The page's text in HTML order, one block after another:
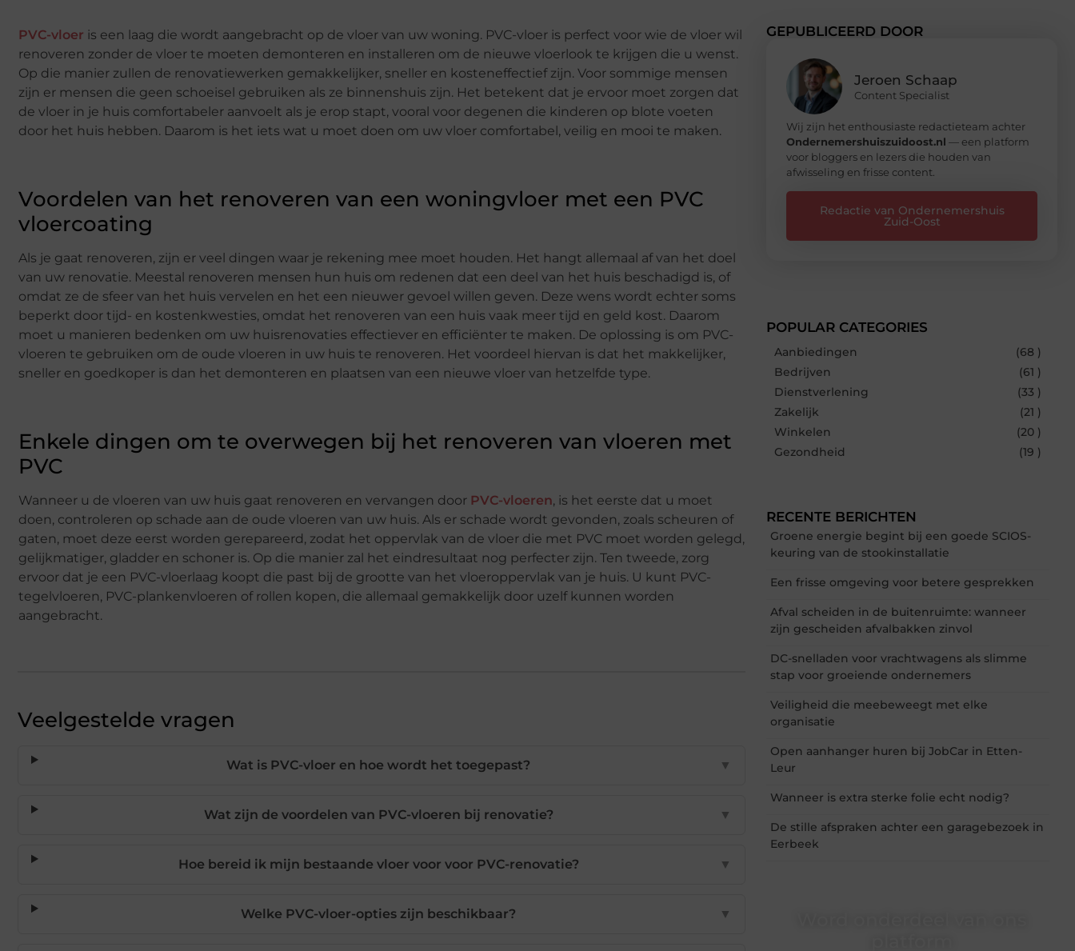
PVC-vloer is een laag die wordt aangebracht op de vloer van uw woning. PVC-vloer is perfect voor wie de vloer wil
renoveren zonder de vloer te moeten demonteren en installeren om de nieuwe vloerlook te krijgen die u wenst.
Op die manier zullen de renovatiewerken gemakkelijker, sneller en kosteneffectief zijn. Voor sommige mensen
zijn er mensen die geen schoeisel gebruiken als ze binnenshuis zijn. Het betekent dat je ervoor moet zorgen dat
de vloer in je huis comfortabeler aanvoelt als je erop stapt, vooral voor degenen die kinderen op blote voeten
door het huis hebben. Daarom is het iets wat u moet doen om uw vloer comfortabel, veilig en mooi te maken.
Voordelen van het renoveren van een woningvloer met een PVC
vloercoating
Als je gaat renoveren, zijn er veel dingen waar je rekening mee moet houden. Het hangt allemaal af van het doel
van uw renovatie. Meestal renoveren mensen hun huis om redenen dat een deel van het huis beschadigd is, of
omdat ze de sfeer van het huis vervelen en het een nieuwer gevoel willen geven. Deze wens wordt echter soms
beperkt door tijd- en kostenkwesties, omdat het renoveren van een huis vaak meer tijd en geld kost. Daarom
moet u manieren bedenken om uw huisrenovaties effectiever en efficiënter te maken. De oplossing is om PVC-
vloeren te gebruiken om de oude vloeren in uw huis te renoveren. Het voordeel hiervan is dat het makkelijker,
sneller en goedkoper is dan het demonteren en plaatsen van een nieuwe vloer van hetzelfde type.
Enkele dingen om te overwegen bij het renoveren van vloeren met
PVC
Wanneer u de vloeren van uw huis gaat renoveren en vervangen door PVC-vloeren, is het eerste dat u moet
doen, controleren op schade aan de oude vloeren van uw huis. Als er schade wordt gevonden, zoals scheuren of
gaten, moet deze eerst worden gerepareerd, zodat het oppervlak van de vloer die met PVC moet worden gelegd,
gelijkmatiger, gladder en schoner is. Op die manier zal het eindresultaat nog perfecter zijn. Ten tweede, zorg
ervoor dat je een PVC-vloerlaag koopt die past bij de grootte van het vloeroppervlak van je huis. U kunt PVC-
tegelvloeren, PVC-plankenvloeren of rollen kopen, die allemaal gemakkelijk door uzelf kunnen worden
aangebracht.
Veelgestelde vragen
Wat is PVC-vloer en hoe wordt het toegepast? ▼
Wat zijn de voordelen van PVC-vloeren bij renovatie? ▼
Hoe bereid ik mijn bestaande vloer voor voor PVC-renovatie? ▼
Welke PVC-vloer-opties zijn beschikbaar? ▼
GEPUBLICEERD DOOR
Jeroen Schaap
Content Specialist
Wij zijn het enthousiaste redactieteam achter
Ondernemershuiszuidoost.nl — een platform
voor bloggers en lezers die houden van
afwisseling en frisse content.
Redactie van Ondernemershuis
Zuid-Oost
POPULAR CATEGORIES
Aanbiedingen
(68 )
Bedrijven
(61 )
Dienstverlening
(33 )
Zakelijk
(21 )
Winkelen
(20 )
Gezondheid
(19 )
RECENTE BERICHTEN
Groene energie begint bij een goede SCIOS-
keuring van de stookinstallatie
Een frisse omgeving voor betere gesprekken
Afval scheiden in de buitenruimte: wanneer
zijn gescheiden afvalbakken zinvol
DC-snelladen voor vrachtwagens als slimme
stap voor groeiende ondernemers
Veiligheid die meebeweegt met elke
organisatie
Open aanhanger huren bij JobCar in Etten-
Leur
Wanneer is extra sterke folie echt nodig?
De stille afspraken achter een garagebezoek in
Eerbeek